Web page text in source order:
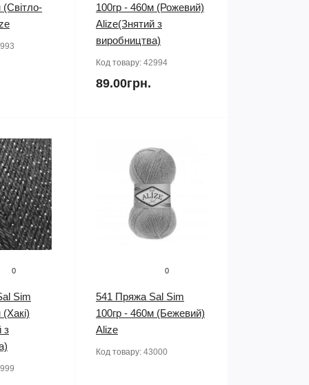
(Світло-
100гр - 460м (Рожевий)
Alize(Знятий з
виробництва)
Код товару: 42994
89.00грн.
0
Sim
з
0
541 Пряжа Sal Sim
100гр - 460м (Бежевий)
Alize
Код товару: 43000